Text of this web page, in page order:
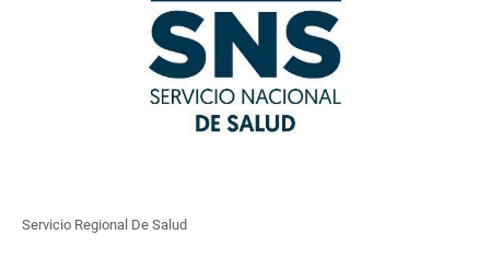
Servicio Regional De Salud